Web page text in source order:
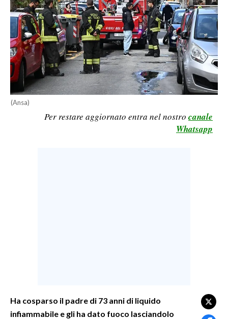
ECONOMIA
SERVIZI ALLE IMPRESE
LAVORO
BANDI
SPORT IN SARDEGNA
GOSSIP
(Ansa)
Per restare aggiornato entra nel nostro canale
Whatsapp
Ha cosparso il padre di 73 anni di liquido
infiammabile e gli ha dato fuoco lasciandolo